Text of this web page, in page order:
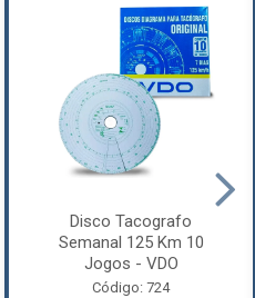
Disco Tacografo
Semanal 125 Km 10
Jogos - VDO
Código: 724